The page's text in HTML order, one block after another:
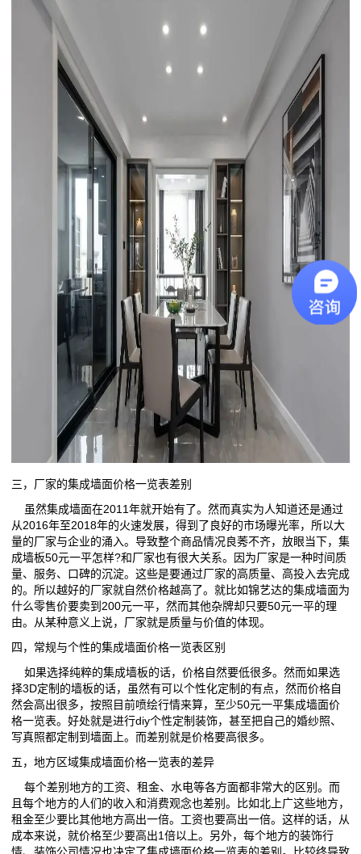
三，厂家的集成墙面价格一览表差别
虽然集成墙面在2011年就开始有了。然而真实为人知道还是通过
从2016年至2018年的火速发展，得到了良好的市场曝光率，所以大
量的厂家与企业的涌入。导致整个商品情况良莠不齐，放眼当下，集
成墙板50元一平怎样?和厂家也有很大关系。因为厂家是一种时间质
量、服务、口碑的沉淀。这些是要通过厂家的高质量、高投入去完成
的。所以越好的厂家就自然价格越高了。就比如锦艺达的集成墙面为
什么零售价要卖到200元一平，然而其他杂牌却只要50元一平的理
由。从某种意义上说，厂家就是质量与价值的体现。
四，常规与个性的集成墙面价格一览表区别
如果选择纯粹的集成墙板的话，价格自然要低很多。然而如果选
择3D定制的墙板的话，虽然有可以个性化定制的有点，然而价格自
然会高出很多，按照目前喷绘行情来算，至少50元一平集成墙面价
格一览表。好处就是进行diy个性定制装饰，甚至把自己的婚纱照、
写真照都定制到墙面上。而差别就是价格要高很多。
五，地方区域集成墙面价格一览表的差异
每个差别地方的工资、租金、水电等各方面都非常大的区别。而
且每个地方的人们的收入和消费观念也差别。比如北上广这些地方，
租金至少要比其他地方高出一倍。工资也要高出一倍。这样的话，从
成本来说，就价格至少要高出1倍以上。另外，每个地方的装饰行
情、装饰公司情况也决定了集成墙面价格一览表的差别。比较终导致